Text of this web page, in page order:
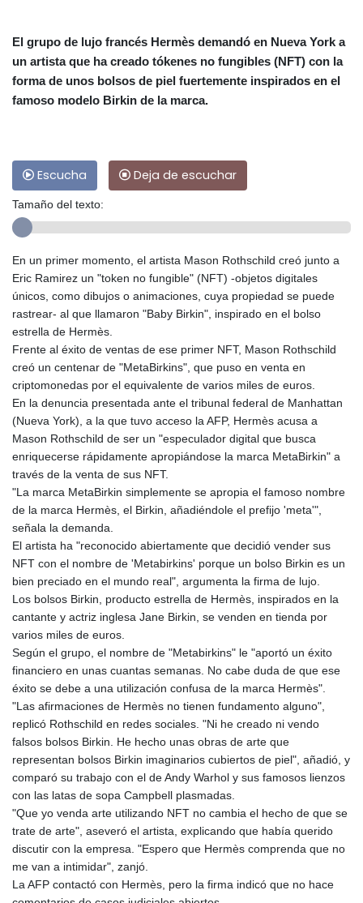
El grupo de lujo francés Hermès demandó en Nueva York a
un artista que ha creado tókenes no fungibles (NFT) con la
forma de unos bolsos de piel fuertemente inspirados en el
famoso modelo Birkin de la marca.
Escucha Deja de escuchar
Tamaño del texto:
En un primer momento, el artista Mason Rothschild creó junto a
Eric Ramirez un "token no fungible" (NFT) -objetos digitales
únicos, como dibujos o animaciones, cuya propiedad se puede
rastrear- al que llamaron "Baby Birkin", inspirado en el bolso
estrella de Hermès.
Frente al éxito de ventas de ese primer NFT, Mason Rothschild
creó un centenar de "MetaBirkins", que puso en venta en
criptomonedas por el equivalente de varios miles de euros.
En la denuncia presentada ante el tribunal federal de Manhattan
(Nueva York), a la que tuvo acceso la AFP, Hermès acusa a
Mason Rothschild de ser un "especulador digital que busca
enriquecerse rápidamente apropiándose la marca MetaBirkin" a
través de la venta de sus NFT.
"La marca MetaBirkin simplemente se apropia el famoso nombre
de la marca Hermès, el Birkin, añadiéndole el prefijo 'meta'",
señala la demanda.
El artista ha "reconocido abiertamente que decidió vender sus
NFT con el nombre de 'Metabirkins' porque un bolso Birkin es un
bien preciado en el mundo real", argumenta la firma de lujo.
Los bolsos Birkin, producto estrella de Hermès, inspirados en la
cantante y actriz inglesa Jane Birkin, se venden en tienda por
varios miles de euros.
Según el grupo, el nombre de "Metabirkins" le "aportó un éxito
financiero en unas cuantas semanas. No cabe duda de que ese
éxito se debe a una utilización confusa de la marca Hermès".
"Las afirmaciones de Hermès no tienen fundamento alguno",
replicó Rothschild en redes sociales. "Ni he creado ni vendo
falsos bolsos Birkin. He hecho unas obras de arte que
representan bolsos Birkin imaginarios cubiertos de piel", añadió, y
comparó su trabajo con el de Andy Warhol y sus famosos lienzos
con las latas de sopa Campbell plasmadas.
"Que yo venda arte utilizando NFT no cambia el hecho de que se
trate de arte", aseveró el artista, explicando que había querido
discutir con la empresa. "Espero que Hermès comprenda que no
me van a intimidar", zanjó.
La AFP contactó con Hermès, pero la firma indicó que no hace